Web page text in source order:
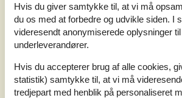
5
4
3
2
1
Kommentarer
2 vurderinger har kommentarer
1 vurdering har kommentar på et
Hvis du giver samtykke til, at vi må
du os med at forbedre og udvikle siden. I
videresendt anonymiserede oplysninger
underleverandører.
Hvis du accepterer brug af alle cookies,
statistik) samtykke til, at vi må
tredjepart med henblik på personaliseret